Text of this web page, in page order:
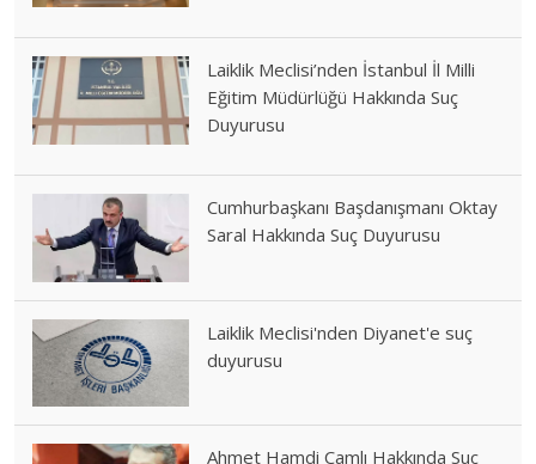
Laiklik Meclisi’nden İstanbul İl Milli
Eğitim Müdürlüğü Hakkında Suç
Duyurusu
Cumhurbaşkanı Başdanışmanı Oktay
Saral Hakkında Suç Duyurusu
Laiklik Meclisi'nden Diyanet'e suç
duyurusu
Ahmet Hamdi Çamlı Hakkında Suç